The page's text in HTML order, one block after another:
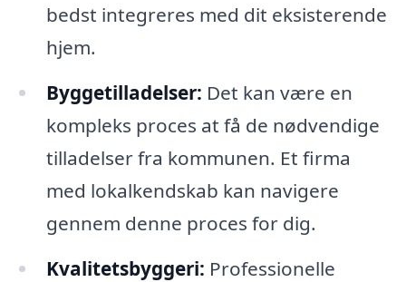
bedst integreres med dit eksisterende
hjem.
Byggetilladelser: Det kan være en
kompleks proces at få de nødvendige
tilladelser fra kommunen. Et firma
med lokalkendskab kan navigere
gennem denne proces for dig.
Kvalitetsbyggeri: Professionelle